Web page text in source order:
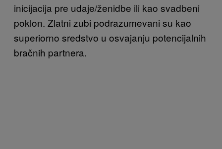
inicijacija pre udaje/ženidbe ili kao svadbeni
poklon. Zlatni zubi podrazumevani su kao
superiorno sredstvo u osvajanju potencijalnih
bračnih partnera.